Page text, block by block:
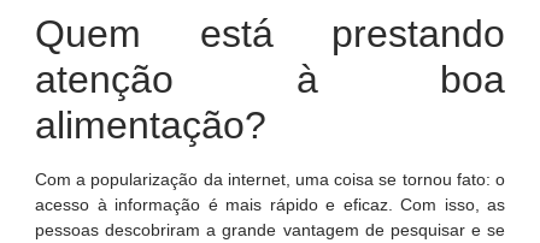
Quem está prestando
atenção à boa
alimentação?
Com a popularização da internet, uma coisa se tornou fato: o
acesso à informação é mais rápido e eficaz. Com isso, as
pessoas descobriram a grande vantagem de pesquisar e se